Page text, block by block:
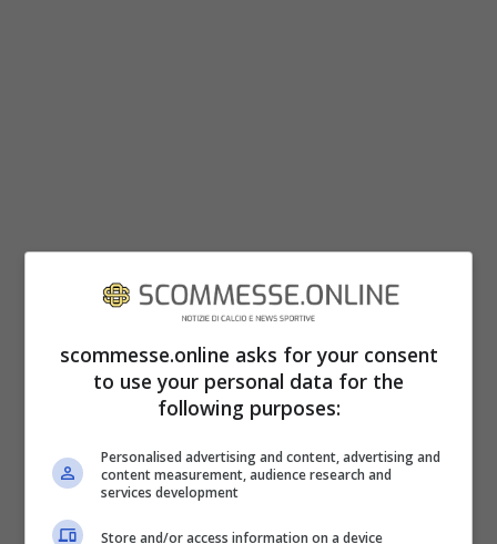
Se siete pronti date via al tempo.
Prendete il vostro cellulare e fate partire
un conto alla rovescia…
3, 2, 1 via.
scommesse.online asks for your consent
to use your personal data for the
following purposes:
Personalised advertising and content, advertising and
content measurement, audience research and
services development
Store and/or access information on a device